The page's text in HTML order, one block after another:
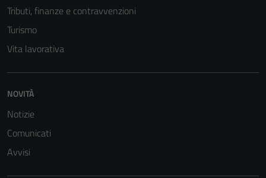
Tributi, finanze e contravvenzioni
Turismo
Vita lavorativa
NOVITÀ
Notizie
Comunicati
Avvisi